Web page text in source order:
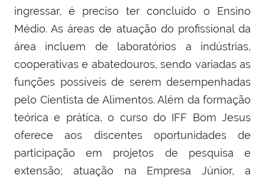
ingressar, é preciso ter concluído o Ensino
Médio. As áreas de atuação do profissional da
área incluem de laboratórios a indústrias,
cooperativas e abatedouros, sendo variadas as
funções possíveis de serem desempenhadas
pelo Cientista de Alimentos. Além da formação
teórica e prática, o curso do IFF Bom Jesus
oferece aos discentes oportunidades de
participação em projetos de pesquisa e
extensão; atuação na Empresa Júnior, a